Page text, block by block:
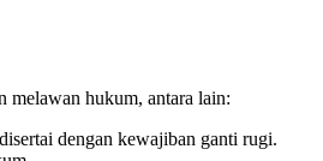
melawan hukum, antara lain:
dengan kewajiban ganti rugi.